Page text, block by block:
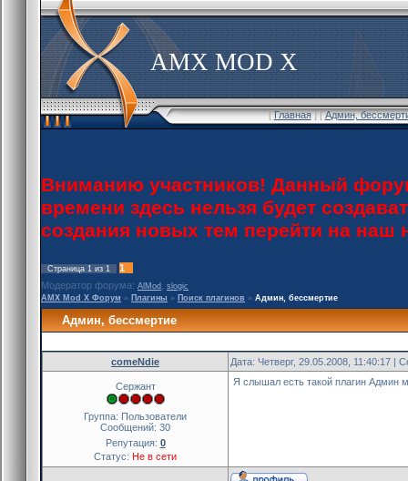
AMX MOD X
[Главная] [Админ,
Вниманию участников! Данный
времени здесь нельзя будет
создания новых тем перейти на
Страница 1 из 1
1
Модератор форума: AlMod
slogic
AMX Mod X Форум » Плагины » Поиск плагинов » Админ, бессмертие
Админ, бессмертие
comeNdie Дата: Четверг, 29.05.2008, 11:40:17 |
Сержант
Группа: Пользователи
Сообщений: 30
Репутация: 0
Статус: Не в сети
Я слышал есть такой плагин Админ